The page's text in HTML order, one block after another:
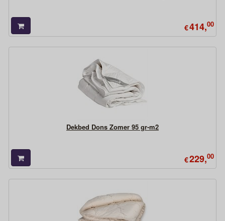
€414,00
Dekbed Dons Zomer 95 gr-m2
€229,00